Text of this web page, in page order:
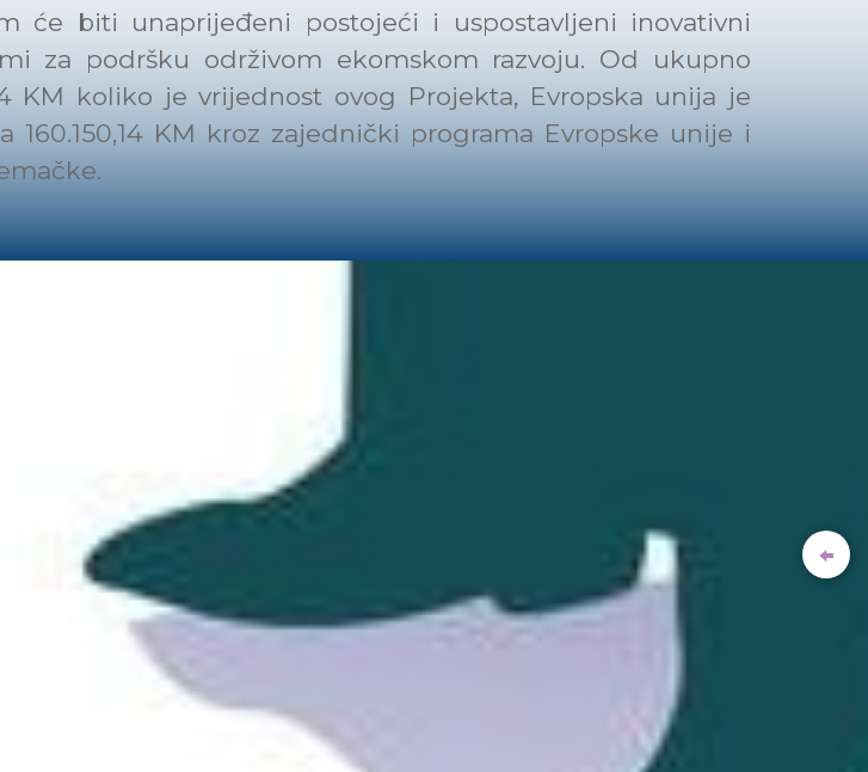
će biti unaprijeđeni postojeći i uspostavljeni inovativni
za podršku održivom ekomskom razvoju. Od ukupno
KM koliko je vrijednost ovog Projekta, Evropska unija je
160.150,14 KM kroz zajednički programa Evropske unije i